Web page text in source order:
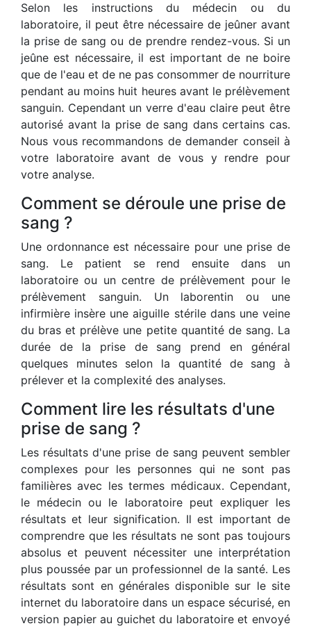
Selon les instructions du médecin ou du
laboratoire, il peut être nécessaire de jeûner avant
la prise de sang ou de prendre rendez-vous. Si un
jeûne est nécessaire, il est important de ne boire
que de l'eau et de ne pas consommer de nourriture
pendant au moins huit heures avant le prélèvement
sanguin. Cependant un verre d'eau claire peut être
autorisé avant la prise de sang dans certains cas.
Nous vous recommandons de demander conseil à
votre laboratoire avant de vous y rendre pour
votre analyse.
Comment se déroule une prise de
sang ?
Une ordonnance est nécessaire pour une prise de
sang. Le patient se rend ensuite dans un
laboratoire ou un centre de prélèvement pour le
prélèvement sanguin. Un laborentin ou une
infirmière insère une aiguille stérile dans une veine
du bras et prélève une petite quantité de sang. La
durée de la prise de sang prend en général
quelques minutes selon la quantité de sang à
prélever et la complexité des analyses.
Comment lire les résultats d'une
prise de sang ?
Les résultats d'une prise de sang peuvent sembler
complexes pour les personnes qui ne sont pas
familières avec les termes médicaux. Cependant,
le médecin ou le laboratoire peut expliquer les
résultats et leur signification. Il est important de
comprendre que les résultats ne sont pas toujours
absolus et peuvent nécessiter une interprétation
plus poussée par un professionnel de la santé. Les
résultats sont en générales disponible sur le site
internet du laboratoire dans un espace sécurisé, en
version papier au guichet du laboratoire et envoyé